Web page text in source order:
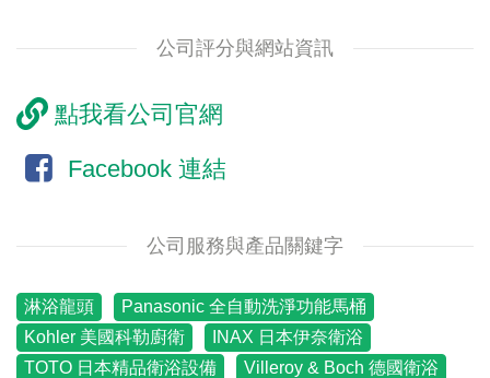
公司評分與網站資訊
點我看公司官網
Facebook 連結
公司服務與產品關鍵字
淋浴龍頭
Panasonic 全自動洗淨功能馬桶
Kohler 美國科勒廚衛
INAX 日本伊奈衛浴
TOTO 日本精品衛浴設備
Villeroy & Boch 德國衛浴